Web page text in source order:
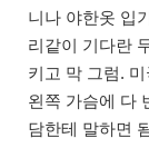
니나 야한옷 입
리같이 기다란
키고 막 그럼.
왼쪽 가슴에 다
담한테 말하면